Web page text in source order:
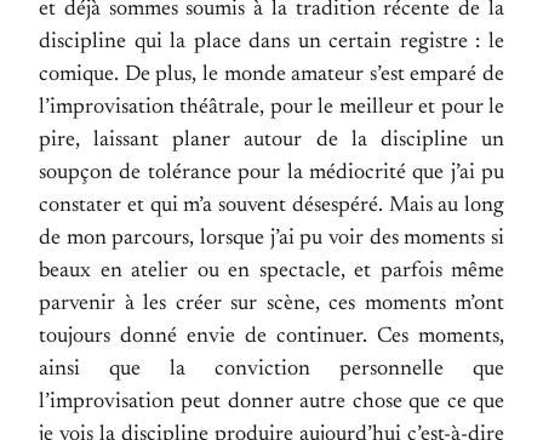
et déjà sommes soumis à la tradition récente de la
discipline qui la place dans un certain registre : le
comique. De plus, le monde amateur s’est emparé de
l’improvisation théâtrale, pour le meilleur et pour le
pire, laissant planer autour de la discipline un
soupçon de tolérance pour la médiocrité que j’ai pu
constater et qui m’a souvent désespéré. Mais au long
de mon parcours, lorsque j’ai pu voir des moments si
beaux en atelier ou en spectacle, et parfois même
parvenir à les créer sur scène, ces moments m’ont
toujours donné envie de continuer. Ces moments,
ainsi que la conviction personnelle que
l’improvisation peut donner autre chose que ce que
je vois la discipline produire aujourd’hui c’est-à-dire